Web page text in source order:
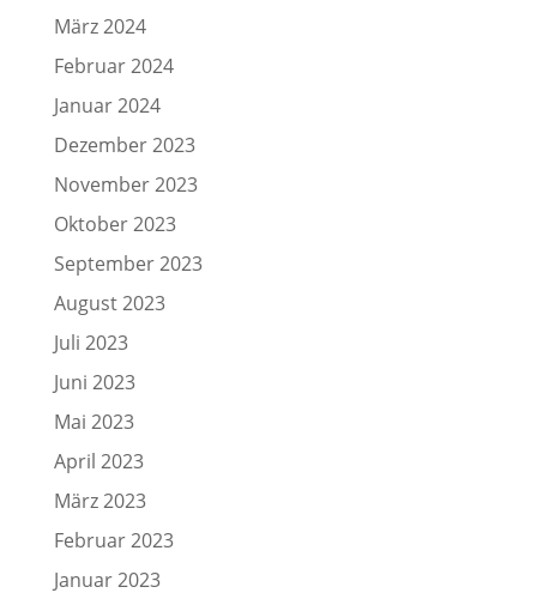
März 2024
Februar 2024
Januar 2024
Dezember 2023
November 2023
Oktober 2023
September 2023
August 2023
Juli 2023
Juni 2023
Mai 2023
April 2023
März 2023
Februar 2023
Januar 2023